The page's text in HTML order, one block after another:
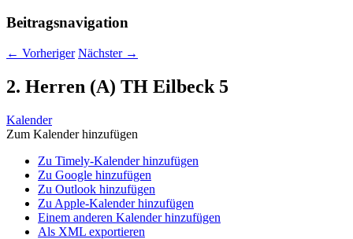
Beitragsnavigation
← Vorheriger Nächster →
2. Herren (A) TH Eilbeck 5
Kalender
Zum Kalender hinzufügen
Zu Timely-Kalender hinzufügen
Zu Google hinzufügen
Zu Outlook hinzufügen
Zu Apple-Kalender hinzufügen
Einem anderen Kalender hinzufügen
Als XML exportieren